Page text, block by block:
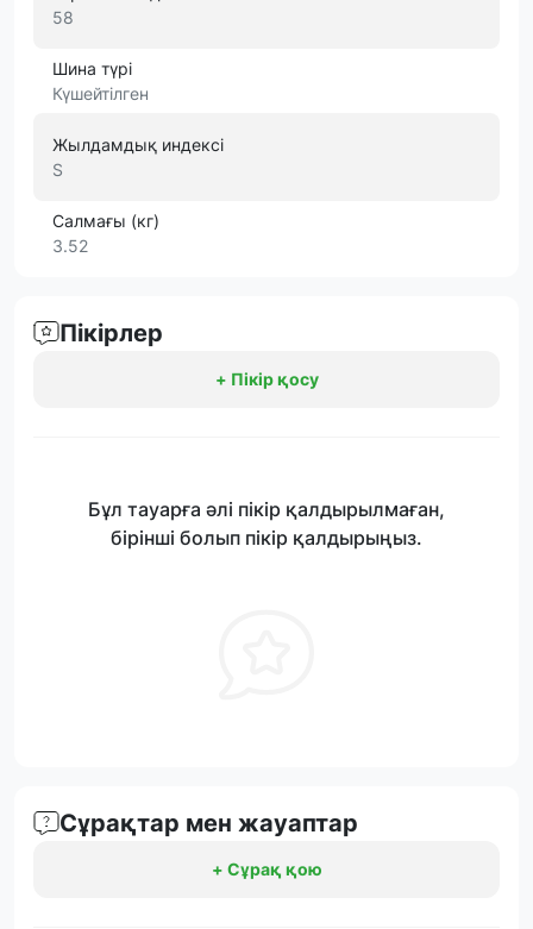
58
Шина түрі
Күшейтілген
Жылдамдық индексі
S
Салмағы (кг)
3.52
Пікірлер
+ Пікір қосу
Бұл тауарға әлі пікір қалдырылмаған,
бірінші болып пікір қалдырыңыз.
Сұрақтар мен жауаптар
+ Сұрақ қою